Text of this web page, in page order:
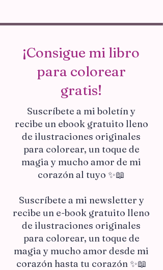
¡Consigue mi libro
para colorear
gratis!
Suscríbete a mi boletín y
recibe un ebook gratuito lleno
de ilustraciones originales
para colorear, un toque de
magia y mucho amor de mi
corazón al tuyo ✨📖
Suscríbete a mi newsletter y
recibe un e-book gratuito lleno
de ilustraciones originales
para colorear, un toque de
magia y mucho amor desde mi
corazón hasta tu corazón ✨📖